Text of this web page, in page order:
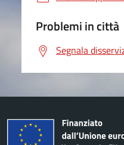
Problemi in città
Segnala